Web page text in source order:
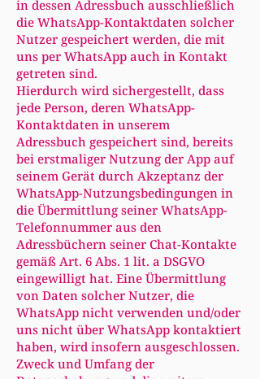
in dessen Adressbuch ausschließlich
die WhatsApp-Kontaktdaten solcher
Nutzer gespeichert werden, die mit
uns per WhatsApp auch in Kontakt
getreten sind.
Hierdurch wird sichergestellt, dass
jede Person, deren WhatsApp-
Kontaktdaten in unserem
Adressbuch gespeichert sind, bereits
bei erstmaliger Nutzung der App auf
seinem Gerät durch Akzeptanz der
WhatsApp-Nutzungsbedingungen in
die Übermittlung seiner WhatsApp-
Telefonnummer aus den
Adressbüchern seiner Chat-Kontakte
gemäß Art. 6 Abs. 1 lit. a DSGVO
eingewilligt hat. Eine Übermittlung
von Daten solcher Nutzer, die
WhatsApp nicht verwenden und/oder
uns nicht über WhatsApp kontaktiert
haben, wird insofern ausgeschlossen.
Zweck und Umfang der